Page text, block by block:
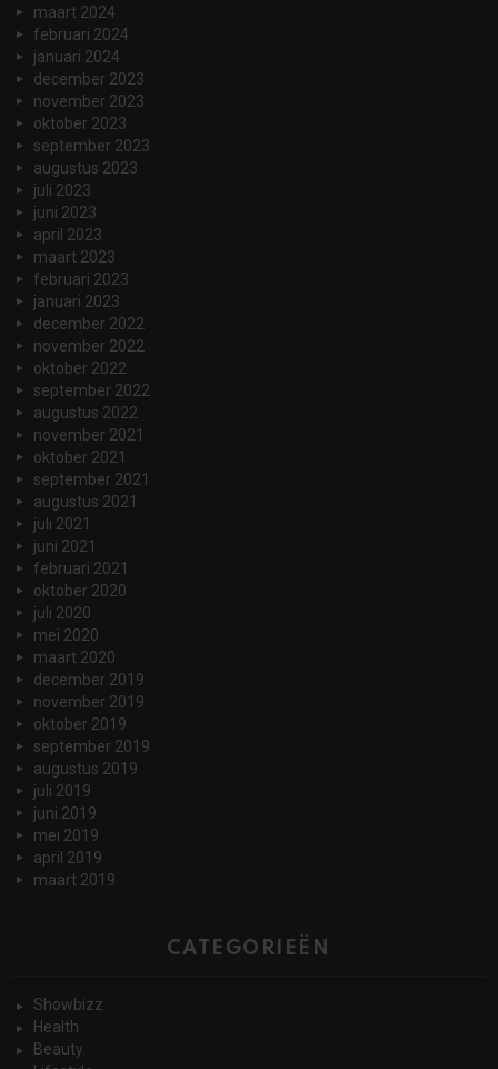
maart 2024
februari 2024
januari 2024
december 2023
november 2023
oktober 2023
september 2023
augustus 2023
juli 2023
juni 2023
april 2023
maart 2023
februari 2023
januari 2023
december 2022
november 2022
oktober 2022
september 2022
augustus 2022
november 2021
oktober 2021
september 2021
augustus 2021
juli 2021
juni 2021
februari 2021
oktober 2020
juli 2020
mei 2020
maart 2020
december 2019
november 2019
oktober 2019
september 2019
augustus 2019
juli 2019
juni 2019
mei 2019
april 2019
maart 2019
CATEGORIEËN
Showbizz
Health
Beauty